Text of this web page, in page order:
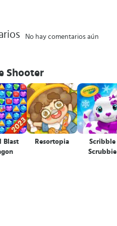
No hay comentarios aún
Shooter
Blast
Resortopia
Scribble
Scrubbie